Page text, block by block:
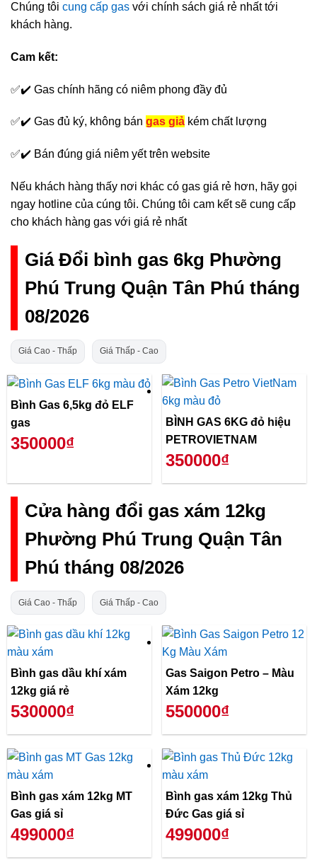
Chúng tôi cung cấp gas với chính sách giá rẻ nhất tới
khách hàng.
Cam kết:
✅✔️ Gas chính hãng có niêm phong đầy đủ
✅✔️ Gas đủ ký, không bán gas giả kém chất lượng
✅✔️ Bán đúng giá niêm yết trên website
Nếu khách hàng thấy nơi khác có gas giá rẻ hơn, hãy gọi
ngay hotline của cúng tôi. Chúng tôi cam kết sẽ cung cấp
cho khách hàng gas với giá rẻ nhất
Giá Đổi bình gas 6kg Phường
Phú Trung Quận Tân Phú tháng
08/2026
Giá Cao - Thấp Giá Thấp - Cao
Bình Gas 6,5kg đỏ ELF
gas
350000₫
BÌNH GAS 6KG đỏ hiệu
PETROVIETNAM
350000₫
Cửa hàng đổi gas xám 12kg
Phường Phú Trung Quận Tân
Phú tháng 08/2026
Giá Cao - Thấp Giá Thấp - Cao
Bình gas dầu khí xám
12kg giá rẻ
530000₫
Gas Saigon Petro – Màu
Xám 12kg
550000₫
Bình gas xám 12kg MT
Gas giá sỉ
499000₫
Bình gas xám 12kg Thủ
Đức Gas giá sỉ
499000₫